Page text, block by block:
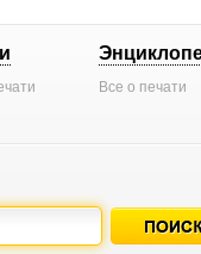
Все о печати